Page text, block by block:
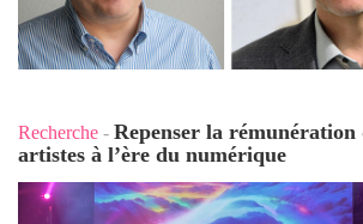
Recherche - Repenser la rémunération
artistes à l’ère du numérique